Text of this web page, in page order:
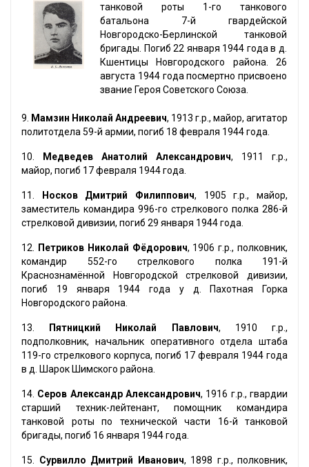
танковой роты 1-го танкового
батальона 7-й гвардейской
Новгородско-Берлинской танковой
бригады. Погиб 22 января 1944 года в д.
Кшентицы Новгородского района. 26
августа 1944 года посмертно присвоено
звание Героя Советского Союза.
9. Мамзин Николай Андреевич, 1913 г.р., майор, агитатор
политотдела 59-й армии, погиб 18 февраля 1944 года.
10. Медведев Анатолий Александрович, 1911 г.р.,
майор, погиб 17 февраля 1944 года.
11. Носков Дмитрий Филиппович, 1905 г.р., майор,
заместитель командира 996-го стрелкового полка 286-й
стрелковой дивизии, погиб 29 января 1944 года.
12. Петриков Николай Фёдорович, 1906 г.р., полковник,
командир 552-го стрелкового полка 191-й
Краснознамённой Новгородской стрелковой дивизии,
погиб 19 января 1944 года у д. Пахотная Горка
Новгородского района.
13. Пятницкий Николай Павлович, 1910 г.р.,
подполковник, начальник оперативного отдела штаба
119-го стрелкового корпуса, погиб 17 февраля 1944 года
в д. Шарок Шимского района.
14. Серов Александр Александрович, 1916 г.р., гвардии
старший техник-лейтенант, помощник командира
танковой роты по технической части 16-й танковой
бригады, погиб 16 января 1944 года.
15. Сурвилло Дмитрий Иванович, 1898 г.р., полковник,